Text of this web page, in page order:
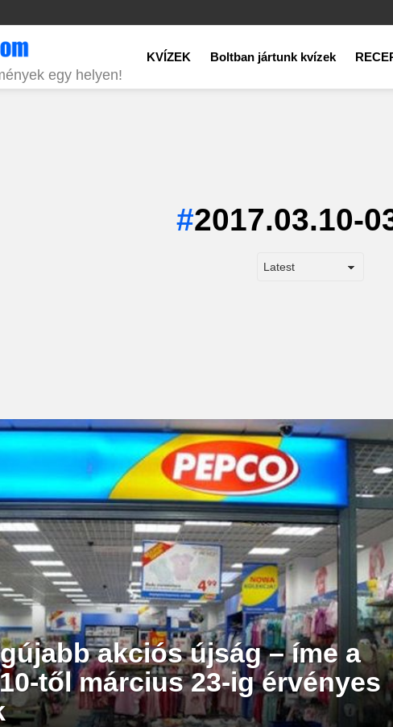
egy helyen!
KVÍZEK Boltban jártunk kvízek
2017.03.10-
akciós újság – íme a
től március 23-ig érvényes